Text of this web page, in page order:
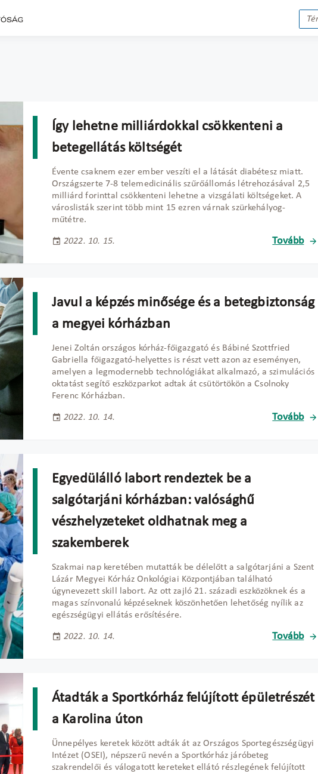
Így lehetne milliárdokkal csökkenteni a
betegellátás költségét
Évente csaknem ezer ember veszíti el a látását diabétesz miatt.
Országszerte 7-8 telemedicinális szűrőállomás létrehozásával 2,5
milliárd forinttal csökkenteni lehetne a vizsgálati költségeket. A
városlisták szerint több mint 15 ezren várnak szürkehályog-
műtétre.
2022. 10. 15. Tovább
Javul a képzés minősége és a betegbiztonság
a megyei kórházban
Jenei Zoltán országos kórház-főigazgató és Bábiné Szottfried
Gabriella főigazgató-helyettes is részt vett azon az eseményen,
amelyen a legmodernebb technológiákat alkalmazó, a szimulációs
oktatást segítő eszközparkot adtak át csütörtökön a Csolnoky
Ferenc Kórházban.
2022. 10. 14. Tovább
Egyedülálló labort rendeztek be a
salgótarjáni kórházban: valósághű
vészhelyzeteket oldhatnak meg a
szakemberek
Szakmai nap keretében mutatták be délelőtt a salgótarjáni a Szent
Lázár Megyei Kórház Onkológiai Központjában található
úgynevezett skill labort. Az ott zajló 21. századi eszközöknek és a
magas színvonalú képzéseknek köszönhetően lehetőség nyílik az
egészségügyi ellátás erősítésére.
2022. 10. 14. Tovább
Átadták a Sportkórház felújított épületrészét
a Karolina úton
Ünnepélyes keretek között adták át az Országos Sportegészségügyi
Intézet (OSEI), népszerű nevén a Sportkórház járóbeteg
szakrendelői és válogatott kereteket ellátó részlegének felújított